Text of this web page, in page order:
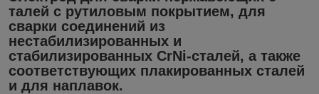
талей с рутиловым покрытием, для
сварки соединений из
нестабилизированных и
стабилизированных CrNi-сталей, а также
соответствующих плакированных сталей
и для наплавок.